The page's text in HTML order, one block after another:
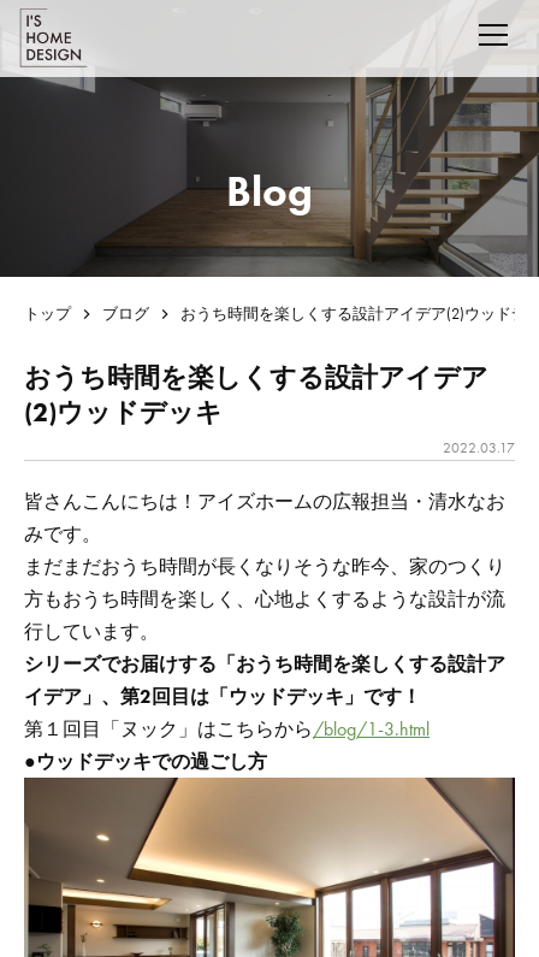
Blog
トップ ブログ おうち時間を楽しくする設計アイデア(2)ウッドデ
おうち時間を楽しくする設計アイデア
(2)ウッドデッキ
2022.03.17
皆さんこんにちは！アイズホームの広報担当・清水なお
みです。
まだまだおうち時間が長くなりそうな昨今、家のつくり
方もおうち時間を楽しく、心地よくするような設計が流
行しています。
シリーズでお届けする「おうち時間を楽しくする設計ア
イデア」、第2回目は「ウッドデッキ」です！
第１回目「ヌック」はこちらから/blog/1-3.html
●ウッドデッキでの過ごし方